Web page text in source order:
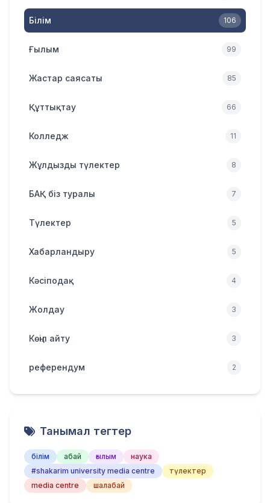
Білім 106
Ғылым 99
Жастар саясаты 85
Құттықтау 66
Колледж 11
Жұлдызды түлектер 8
БАҚ біз туралы 7
Түлектер 5
Хабарландыру 5
Кәсіподақ 4
Жолдау 3
Көңіл айту 3
референдум 2
Танымал тегтер
білім абай ғылым
наука
#shakarim university media centre
түлектер
media centre
шалабай